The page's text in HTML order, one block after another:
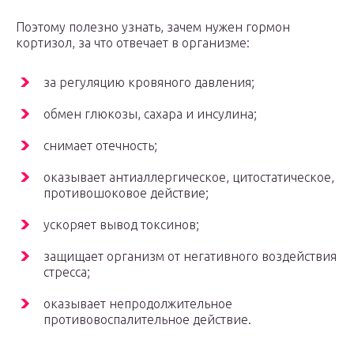
Поэтому полезно узнать, зачем нужен гормон
кортизол, за что отвечает в организме:
за регуляцию кровяного давления;
обмен глюкозы, сахара и инсулина;
снимает отечность;
оказывает антиаллергическое, цитостатическое,
противошоковое действие;
ускоряет вывод токсинов;
защищает организм от негативного воздействия
стресса;
оказывает непродолжительное
противовоспалительное действие.